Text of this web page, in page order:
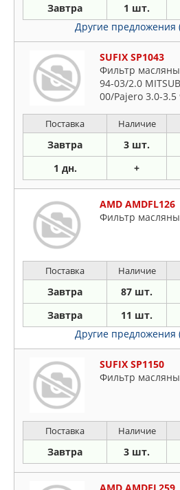
Завтра 1 шт.
Другие предложения
SUFIX SP1043
Фильтр
94-03/2.0
00/Pajero 3.0-3.5
Поставка Наличие
Завтра 3 шт.
1 дн. +
AMD AMDFL126
Фильтр
Поставка Наличие
Завтра 87 шт.
Завтра 11 шт.
Другие предложения
SUFIX SP1150
Фильтр
Поставка Наличие
Завтра 3 шт.